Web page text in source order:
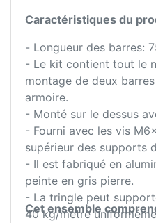
Caractéristiques du
- Longueur des barres:
- Le kit contient tout le
montage de deux
armoire.
- Monté sur le dessus
- Fourni avec les vis
supérieur des supports
- Il est fabriqué en
peinte en gris pierre.
- La tringle peut
40 kg/mètre
Cet ensemble